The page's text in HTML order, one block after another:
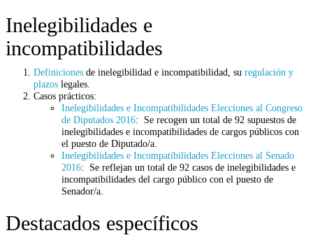
Inelegibilidades e
incompatibilidades
Definiciones de inelegibilidad e incompatibilidad, su regulación y
plazos legales.
Casos prácticos:
Inelegibilidades e Incompatibilidades Elecciones al Congreso
de Diputados 2016: Se recogen un total de 92 supuestos de
inelegibilidades e incompatibilidades de cargos públicos con
el puesto de Diputado/a.
Inelegibilidades e Incompatibilidades Elecciones al Senado
2016: Se reflejan un total de 92 casos de inelegibilidades e
incompatibilidades del cargo público con el puesto de
Senador/a.
Destacados específicos